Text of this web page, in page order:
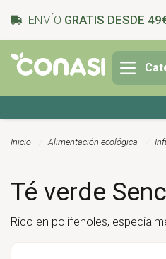
ENVÍO GRATIS DESDE
Inicio Alimentación ecológica
Té verde
Rico en polifenoles,